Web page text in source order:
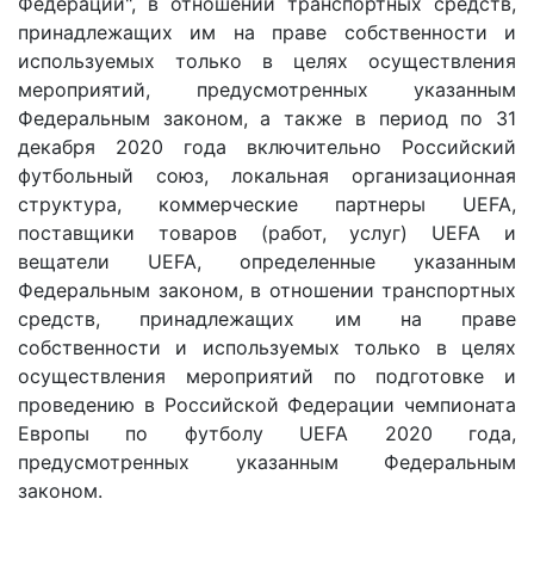
принадлежащих им на праве собственности и
используемых только в целях осуществления
мероприятий, предусмотренных указанным
Федеральным законом, а также в период по 31
декабря 2020 года включительно Российский
футбольный союз, локальная организационная
структура, коммерческие партнеры UEFA,
поставщики товаров (работ, услуг) UEFA и
вещатели UEFA, определенные указанным
Федеральным законом, в отношении транспортных
средств, принадлежащих им на праве
собственности и используемых только в целях
осуществления мероприятий по подготовке и
проведению в Российской Федерации чемпионата
Европы по футболу UEFA 2020 года,
предусмотренных указанным Федеральным
законом.